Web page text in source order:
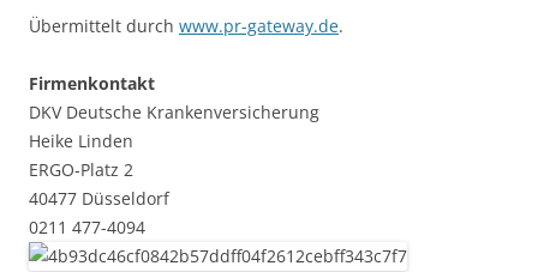
Übermittelt durch www.pr-gateway.de.
Firmenkontakt
DKV Deutsche Krankenversicherung
Heike Linden
ERGO-Platz 2
40477 Düsseldorf
0211 477-4094